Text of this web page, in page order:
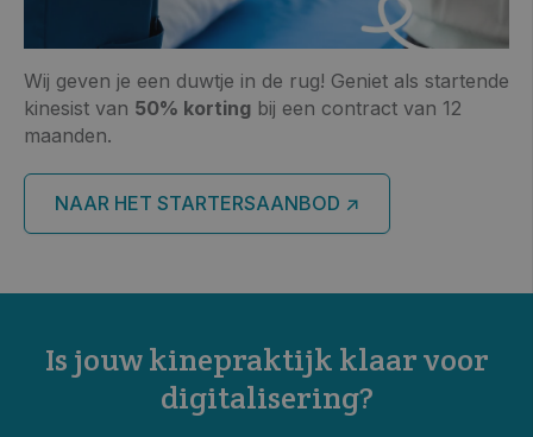
Wij geven je een duwtje in de rug! Geniet als startende
kinesist van 50% korting bij een contract van 12
maanden.
NAAR HET STARTERSAANBOD ↗
Is jouw kinepraktijk klaar voor
digitalisering?